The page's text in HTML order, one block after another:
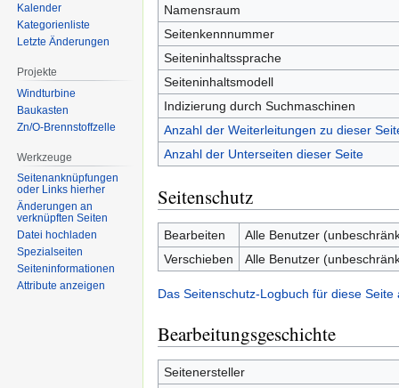
Namensraum
Seitenkennnummer
Seiteninhaltssprache
Seiteninhaltsmodell
Indizierung durch Suchmaschinen
Anzahl der Weiterleitungen zu dieser
Anzahl der Unterseiten dieser Seite
Seitenschutz
Bearbeiten
Alle Benutzer
Verschieben
Alle Benutzer
Das Seitenschutz-Logbuch für diese Seite
Bearbeitungsgeschichte
Seitenersteller
Kalender
Kategorienliste
Letzte Änderungen
Projekte
Windturbine
Baukasten
Zn/O-Brennstoffzelle
Werkzeuge
Seitenanknüpfungen
oder Links hierher
Änderungen an
verknüpften Seiten
Datei hochladen
Spezialseiten
Seiten­informationen
Attribute anzeigen